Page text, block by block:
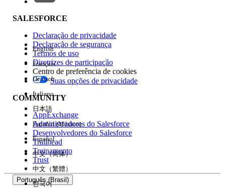
Impacto do recurso
Edição
Experiência
SALESFORCE
Declaração de privacidade
Declaração de segurança
Termos de uso
Diretrizes de participação
Centro de preferência de cookies
Suas opções de privacidade
COMMUNITY
AppExchange
Administradores do Salesforce
Desenvolvedores do Salesforce
Trailhead
Treinamento
Trust
Português (Brasil)
English
Français
Deutsch
Italiano
日本語
Español (México)
Español
中文（简体）
中文（繁體）
한국어